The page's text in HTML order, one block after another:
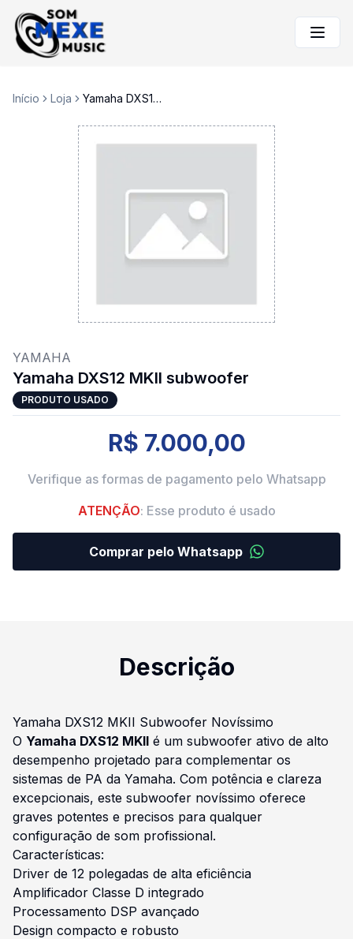
Início Loja Yamaha DXS12 MKII subwoofer
YAMAHA
Yamaha DXS12 MKII subwoofer
PRODUTO USADO
R$ 7.000,00
Verifique as formas de pagamento pelo Whatsapp
ATENÇÃO: Esse produto é usado
Comprar pelo Whatsapp
Descrição
Yamaha DXS12 MKII Subwoofer Novíssimo
O Yamaha DXS12 MKII é um subwoofer ativo de alto
desempenho projetado para complementar os
sistemas de PA da Yamaha. Com potência e clareza
excepcionais, este subwoofer novíssimo oferece
graves potentes e precisos para qualquer
configuração de som profissional.
Características:
Driver de 12 polegadas de alta eficiência
Amplificador Classe D integrado
Processamento DSP avançado
Design compacto e robusto